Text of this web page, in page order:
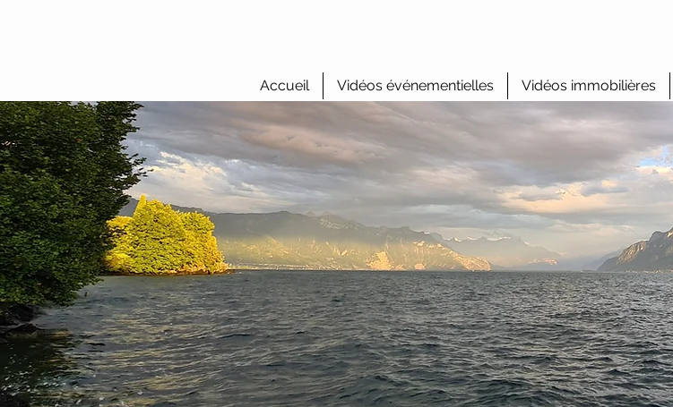
Accueil Vidéos événementielles Vidéos immobilières